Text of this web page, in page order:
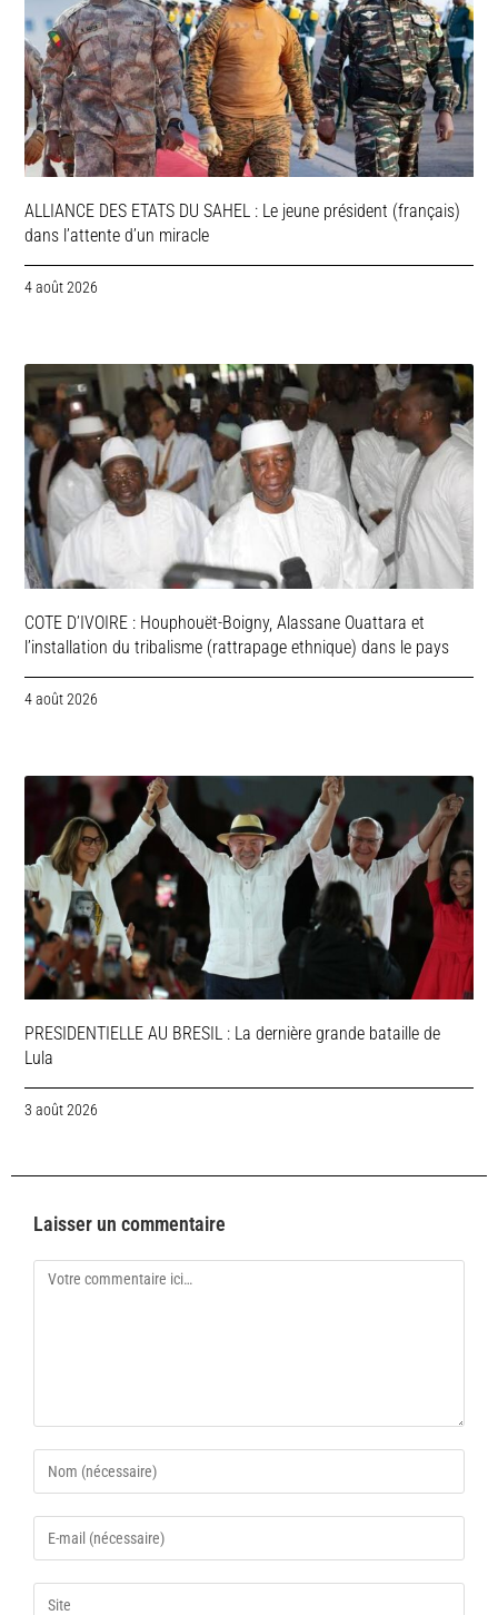
ALLIANCE DES ETATS DU SAHEL : Le jeune président (français)
dans l’attente d’un miracle
4 août 2026
COTE D’IVOIRE : Houphouët-Boigny, Alassane Ouattara et
l’installation du tribalisme (rattrapage ethnique) dans le pays
4 août 2026
PRESIDENTIELLE AU BRESIL : La dernière grande bataille de
Lula
3 août 2026
Laisser un commentaire